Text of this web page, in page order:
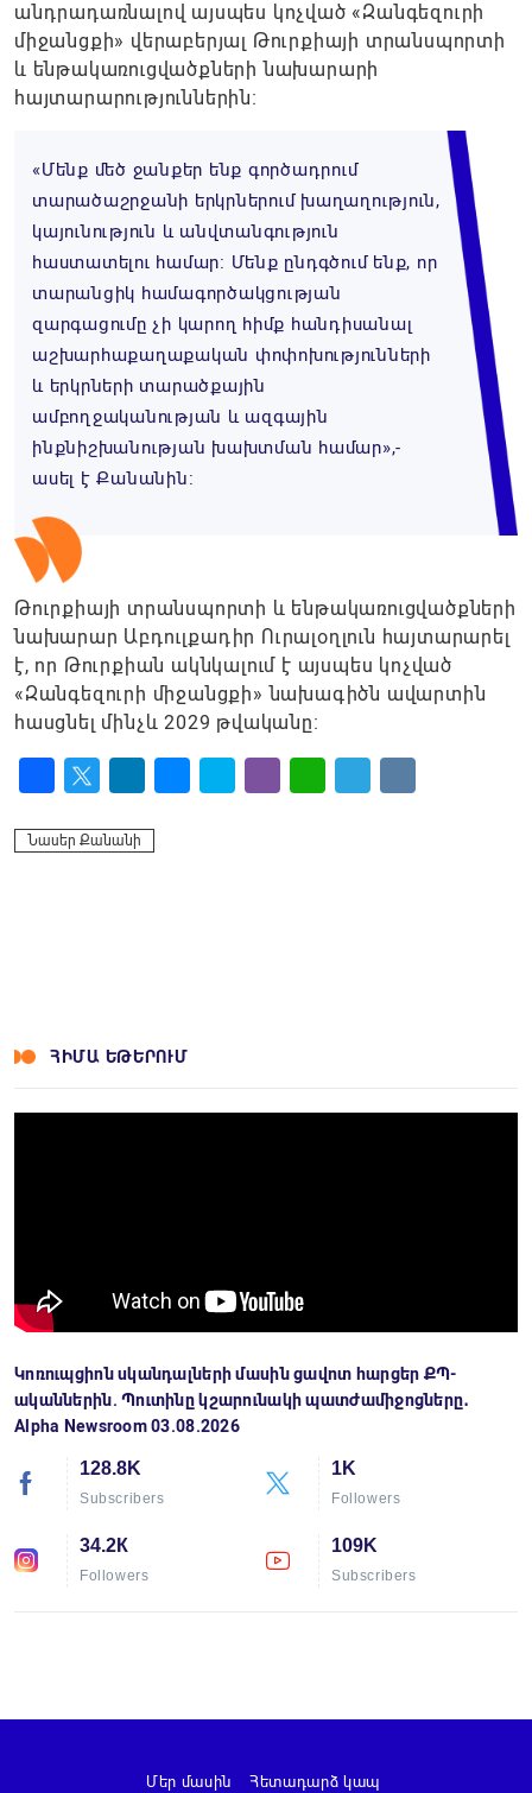
անդրադառնալով այսպես կոչված «Զանգեզուրի
միջանցքի» վերաբերյալ Թուրքիայի տրանսպորտի
և ենթակառուցվածքների նախարարի
հայտարարություններին։
«Մենք մեծ ջանքեր ենք գործադրում
տարածաշրջանի երկրներում խաղաղություն,
կայունություն և անվտանգություն
հաստատելու համար։ Մենք ընդգծում ենք, որ
տարանցիկ համագործակցության
զարգացումը չի կարող հիմք հանդիսանալ
աշխարհաքաղաքական փոփոխությունների
և երկրների տարածքային
ամբողջականության և ազգային
ինքնիշխանության խախտման համար»,-
ասել է Քանանին։
Թուրքիայի տրանսպորտի և ենթակառուցվածքների
նախարար Աբդուլքադիր Ուրալօղլուն հայտարարել
է, որ Թուրքիան ակնկալում է այսպես կոչված
«Զանգեզուրի միջանցքի» նախագիծն ավարտին
հասցնել մինչև 2029 թվականը։
Նասեր Քանանի
ՀԻՄԱ ԵԹԵՐՈՒՄ
Կոռուպցիոն սկանդալների մասին ցավոտ հարցեր ՔՊ-
ականներին. Պուտինը կշարունակի պատժամիջոցները․
Alpha Newsroom 03.08.2026
128.8K
Subscribers
1K
Followers
34.2К
Followers
109K
Subscribers
Մեր մասին Հետադարձ կապ